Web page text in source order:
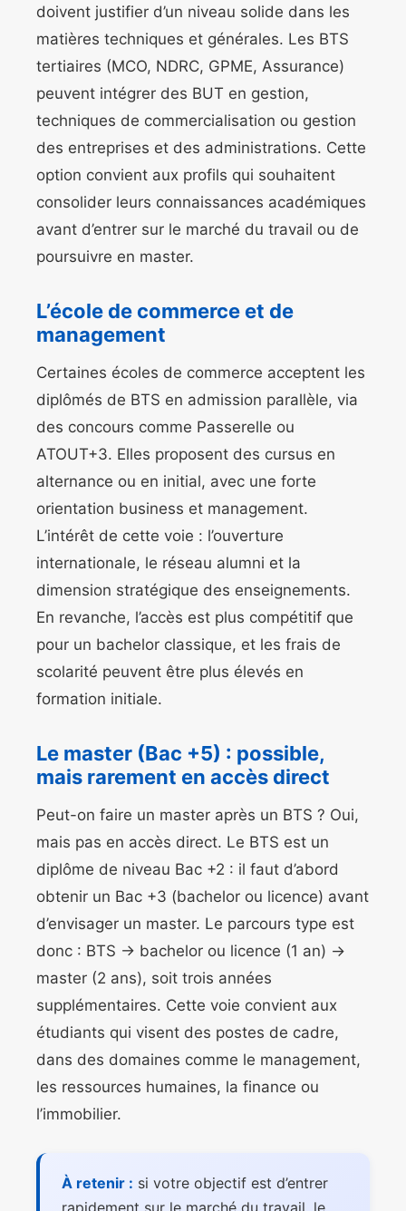
doivent justifier d’un niveau solide dans les
matières techniques et générales. Les BTS
tertiaires (MCO, NDRC, GPME, Assurance)
peuvent intégrer des BUT en gestion,
techniques de commercialisation ou gestion
des entreprises et des administrations. Cette
option convient aux profils qui souhaitent
consolider leurs connaissances académiques
avant d’entrer sur le marché du travail ou de
poursuivre en master.
L’école de commerce et de
management
Certaines écoles de commerce acceptent les
diplômés de BTS en admission parallèle, via
des concours comme Passerelle ou
ATOUT+3. Elles proposent des cursus en
alternance ou en initial, avec une forte
orientation business et management.
L’intérêt de cette voie : l’ouverture
internationale, le réseau alumni et la
dimension stratégique des enseignements.
En revanche, l’accès est plus compétitif que
pour un bachelor classique, et les frais de
scolarité peuvent être plus élevés en
formation initiale.
Le master (Bac +5) : possible,
mais rarement en accès direct
Peut-on faire un master après un BTS ? Oui,
mais pas en accès direct. Le BTS est un
diplôme de niveau Bac +2 : il faut d’abord
obtenir un Bac +3 (bachelor ou licence) avant
d’envisager un master. Le parcours type est
donc : BTS → bachelor ou licence (1 an) →
master (2 ans), soit trois années
supplémentaires. Cette voie convient aux
étudiants qui visent des postes de cadre,
dans des domaines comme le management,
les ressources humaines, la finance ou
l’immobilier.
À retenir : si votre objectif est d’entrer